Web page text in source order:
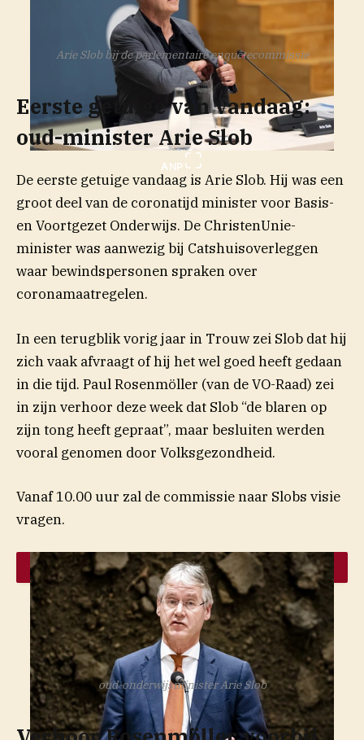
ANP
Arie Slob bij de parlementaire enquêtecommissie
Eerste getuige van vandaag:
oud-minister Arie Slob
De eerste getuige vandaag is Arie Slob. Hij was een
groot deel van de coronatijd minister voor Basis-
en Voortgezet Onderwijs. De ChristenUnie-
minister was aanwezig bij Catshuisoverleggen
waar bewindspersonen spraken over
coronamaatregelen.
In een terugblik vorig jaar in Trouw(opent in nieuw
zei Slob dat hij
zich vaak afvraagt of hij het wel goed heeft gedaan
in die tijd. Paul Rosenmöller (van de VO-Raad) zei
in zijn verhoor deze week dat Slob “de blaren op
zijn tong heeft gepraat”, maar besluiten werden
vooral genomen door Volksgezondheid.
Vanaf 10.00 uur zal de commissie naar Slobs visie
vragen.
oud-onderwijsminister Arie Slob